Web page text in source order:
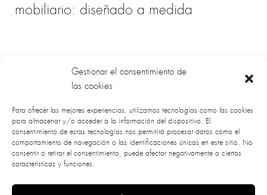
Gestionar el consentimiento de
las cookies
Para ofrecer las mejores experiencias, utilizamos tecnologías como las cookies
para almacenar y/o acceder a la información del dispositivo. El
consentimiento de estas tecnologías nos permitirá procesar datos como el
comportamiento de navegación o las identificaciones únicas en este sitio. No
consentir o retirar el consentimiento, puede afectar negativamente a ciertas
características y funciones.
mobiliario: diseñado a medida
info@code-studio.es
Política de privacidad